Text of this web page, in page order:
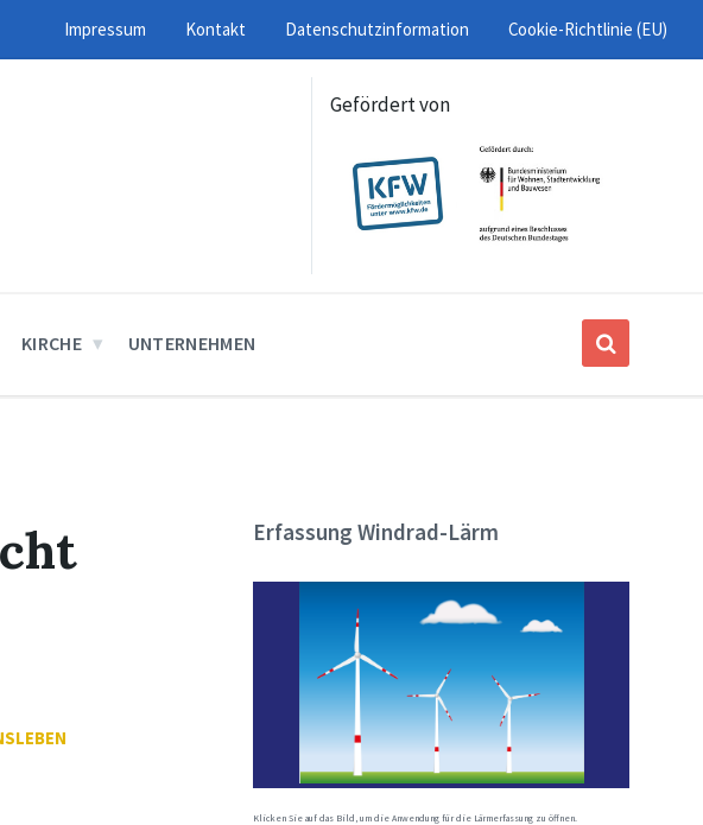
Impressum Kontakt Datenschutzinformation Cookie-Richtlinie (EU)
Gefördert von
KIRCHE UNTERNEHMEN
Erfassung Windrad-Lärm
Klicken Sie auf das Bild, um die Anwendung für die Lärmerfassung zu öffnen.